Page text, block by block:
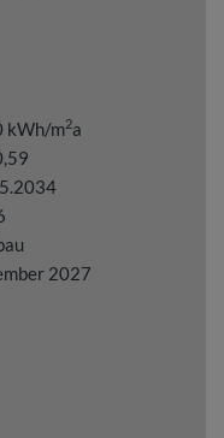
kWh/m2a
2027